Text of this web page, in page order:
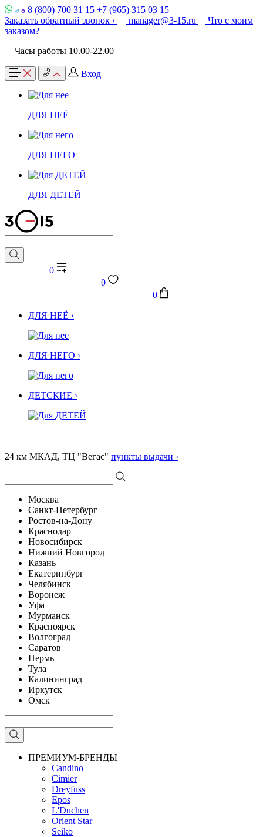
8 (800) 700 31 15 +7 (965) 315 03 15
Заказать обратный звонок ›
manager@3-15.ru
Что с моим
заказом?
Часы работы 10.00-22.00
Вход
ДЛЯ НЕЁ
ДЛЯ НЕГО
ДЛЯ ДЕТЕЙ
0
0
0
ДЛЯ НЕЁ ›
ДЛЯ НЕГО ›
ДЕТСКИЕ ›
24 км МКАД, ТЦ "Вегас" пункты выдачи ›
Москва
Санкт-Петербург
Ростов-на-Дону
Краснодар
Новосибирск
Нижний Новгород
Казань
Екатеринбург
Челябинск
Воронеж
Уфа
Мурманск
Красноярск
Волгоград
Саратов
Пермь
Тула
Калининград
Иркутск
Омск
ПРЕМИУМ-БРЕНДЫ
Candino
Cimier
Dreyfuss
Epos
L'Duchen
Orient Star
Seiko